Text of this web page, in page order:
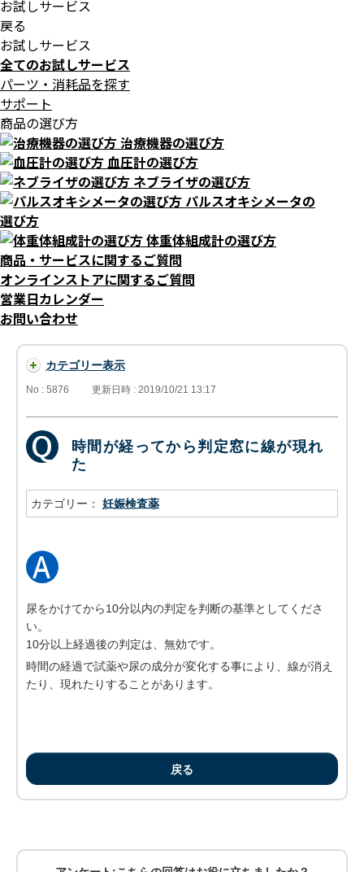
お試しサービス
戻る
お試しサービス
全てのお試しサービス
パーツ・消耗品を探す
サポート
商品の選び方
治療機器の選び方
血圧計の選び方
ネブライザの選び方
パルスオキシメータの
選び方
体重体組成計の選び方
商品・サービスに関するご質問
オンラインストアに関するご質問
営業日カレンダー
お問い合わせ
カテゴリー表示
No : 5876 更新日時 : 2019/10/21 13:17
時間が経ってから判定窓に線が現れ
た
カテゴリー： 妊娠検査薬
尿をかけてから10分以内の判定を判断の基準としてくださ
い。
10分以上経過後の判定は、無効です。
時間の経過で試薬や尿の成分が変化する事により、線が消え
たり、現れたりすることがあります。
戻る